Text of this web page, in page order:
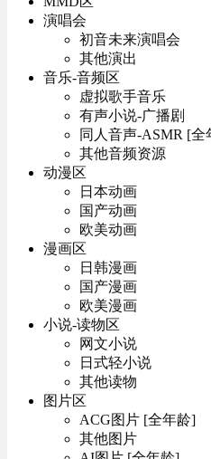
演唱会
初音未来演唱会
其他演出
音乐-音频区
虚拟歌手音乐
有声小说-广播剧
同人音声-ASMR [全
其他音频资源
动漫区
日本动画
国产动画
欧美动画
漫画区
日韩漫画
国产漫画
欧美漫画
小说-读物区
网文小说
日式轻小说
其他读物
图片区
ACG图片 [全年龄]
其他图片